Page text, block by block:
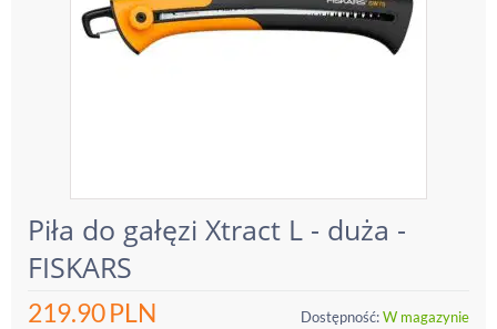
Piła do gałęzi Xtract L - duża -
FISKARS
219.90PLN Dostępność:W magazynie